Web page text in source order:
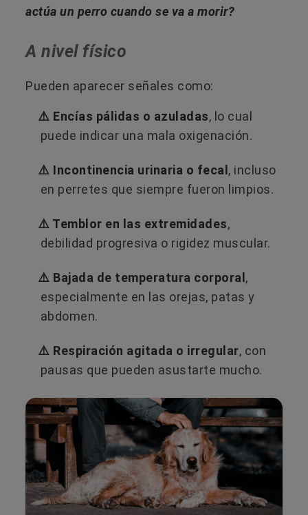
actúa un perro cuando se va a morir?
A nivel físico
Pueden aparecer señales como:
⚠️ Encías pálidas o azuladas, lo cual
puede indicar una mala oxigenación.
⚠️ Incontinencia urinaria o fecal, incluso
en perretes que siempre fueron limpios.
⚠️ Temblor en las extremidades,
debilidad progresiva o rigidez muscular.
⚠️ Bajada de temperatura corporal,
especialmente en las orejas, patas y
abdomen.
⚠️ Respiración agitada o irregular, con
pausas que pueden asustarte mucho.